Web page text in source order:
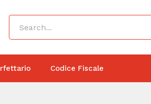
Codice Fiscale